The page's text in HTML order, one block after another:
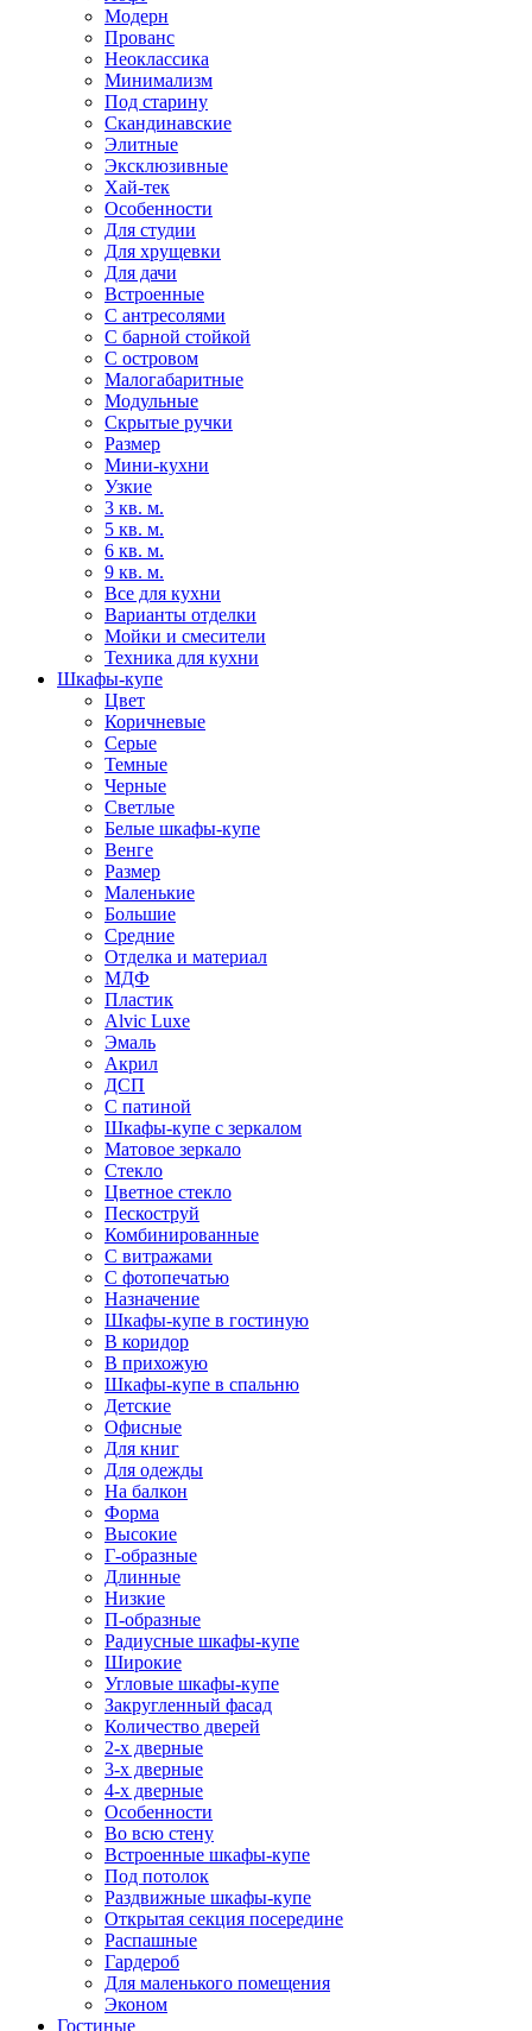
Модерн
Прованс
Неоклассика
Минимализм
Под старину
Скандинавские
Элитные
Эксклюзивные
Хай-тек
Особенности
Для студии
Для хрущевки
Для дачи
Встроенные
С антресолями
С барной стойкой
С островом
Малогабаритные
Модульные
Скрытые ручки
Размер
Мини-кухни
Узкие
3 кв. м.
5 кв. м.
6 кв. м.
9 кв. м.
Все для кухни
Варианты отделки
Мойки и смесители
Техника для кухни
Шкафы-купе
Цвет
Коричневые
Серые
Темные
Черные
Светлые
Белые шкафы-купе
Венге
Размер
Маленькие
Большие
Средние
Отделка и материал
МДФ
Пластик
Alvic Luxe
Эмаль
Акрил
ДСП
С патиной
Шкафы-купе с зеркалом
Матовое зеркало
Стекло
Цветное стекло
Пескоструй
Комбинированные
С витражами
С фотопечатью
Назначение
Шкафы-купе в гостиную
В коридор
В прихожую
Шкафы-купе в спальню
Детские
Офисные
Для книг
Для одежды
На балкон
Форма
Высокие
Г-образные
Длинные
Низкие
П-образные
Радиусные шкафы-купе
Широкие
Угловые шкафы-купе
Закругленный фасад
Количество дверей
2-х дверные
3-х дверные
4-х дверные
Особенности
Во всю стену
Встроенные шкафы-купе
Под потолок
Раздвижные шкафы-купе
Открытая секция посередине
Распашные
Гардероб
Для маленького помещения
Эконом
Гостиные